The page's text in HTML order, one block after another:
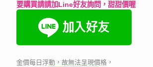
要購買請請加Line好友詢問，甜甜價喔
金價每日浮動，故無法呈現價格，